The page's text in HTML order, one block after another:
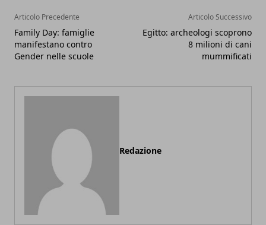
Articolo Precedente
Family Day: famiglie
manifestano contro
Gender nelle scuole
Articolo Successivo
Egitto: archeologi scoprono
8 milioni di cani
mummificati
Redazione